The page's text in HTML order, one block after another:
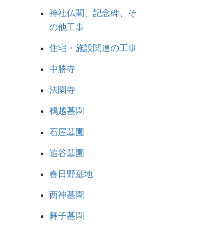
神社仏閣、記念碑、そ
の他工事
住宅・施設関連の工事
中勝寺
法園寺
鵯越墓園
石屋墓園
追谷墓園
春日野墓地
西神墓園
舞子墓園